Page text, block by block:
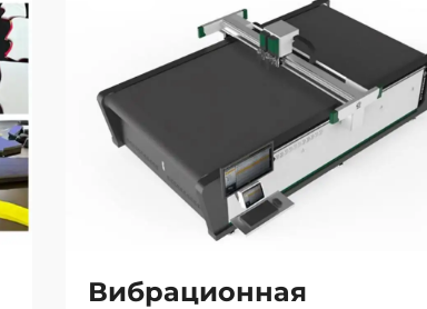
Вибрационная